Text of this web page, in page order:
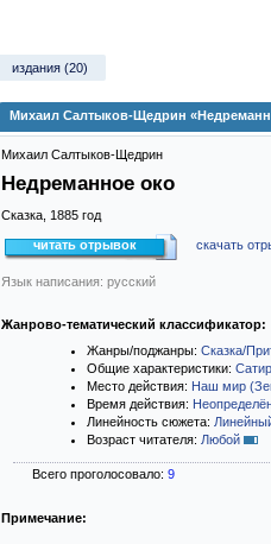
издания (20)
Михаил Салтыков-Щедрин
Михаил Салтыков-Щедрин
Недреманное око
Сказка, 1885 год
читать отрывок скачать
Язык написания: русский
Жанрово-тематический классификатор:
Жанры/поджанры: Сказка/
Общие характеристики:
Место действия: Наш мир
Время действия:
Линейность сюжета:
Возраст читателя: Любой
Всего проголосовало: 9
Примечание: